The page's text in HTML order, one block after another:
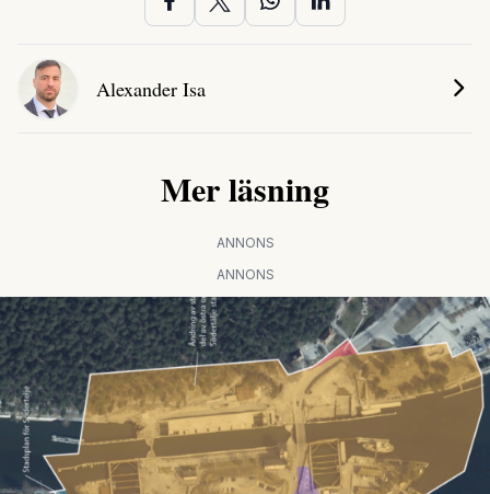
Alexander Isa
Mer läsning
ANNONS
ANNONS